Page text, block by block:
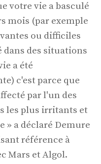
votre vie a basculé
mois (par exemple
ou difficiles
dans des situations
a été
c'est parce que
par l'un des
les plus irritants et
» a déclaré Demure
référence à
Mars et Algol.